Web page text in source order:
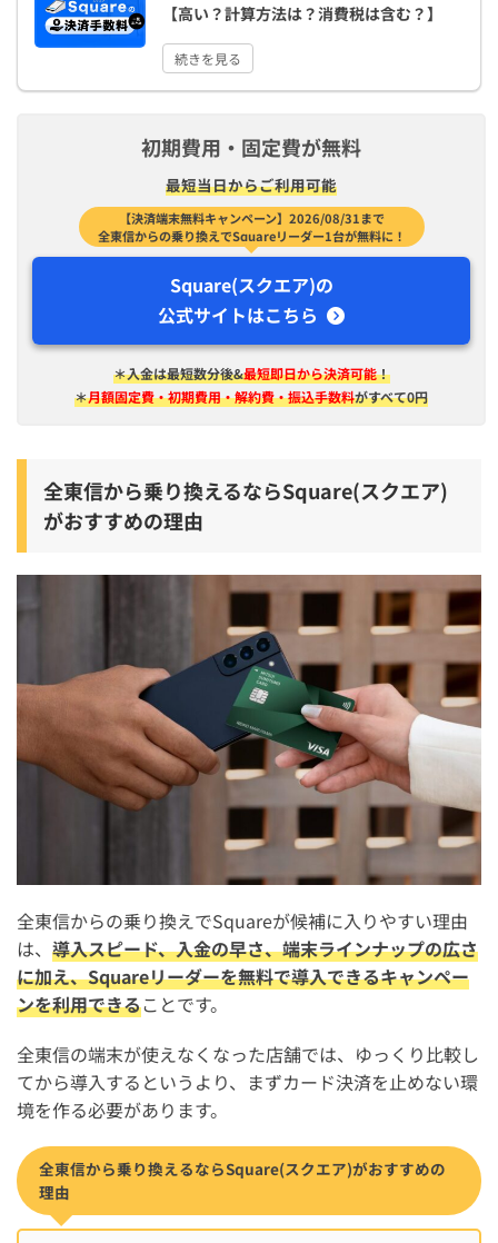
【高い？計算方法は？消費税は含む？】
続きを見る
初期費用・固定費が無料
最短​当日から​ご利用可能
【決済端末無料キャンペーン】2026/08/31まで
全東信からの乗り換えでSquareリーダー1台が無料に！
Square(スクエア)の
公式サイトはこちら
＊入金は​最短​数分後&最短即日から決済可能！
＊月額固定費・初期費用・解約費・振込手数料がすべて0円
全東信から乗り換えるならSquare(スクエア)
がおすすめの理由
全東信からの乗り換えでSquareが候補に入りやすい理由
は、 導入スピード、入金の早さ、端末ラインナップの広さ
に加え、Squareリーダーを無料で導入できるキャンペー
ンを利用できることです。
全東信の端末が使えなくなった店舗では、ゆっくり比較し
てから導入するというより、まずカード決済を止めない環
境を作る必要があります。
全東信から乗り換えるならSquare(スクエア)がおすすめの
理由